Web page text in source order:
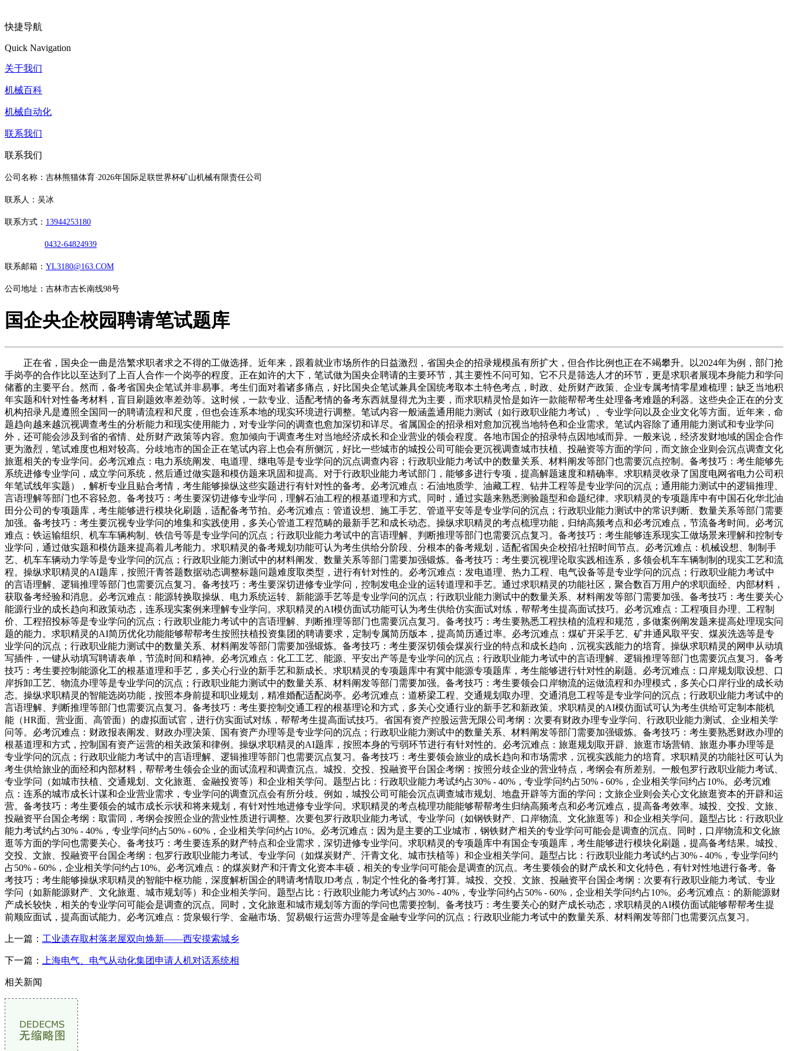
快捷导航
Quick Navigation
关于我们
机械百科
机械自动化
联系我们
联系我们
公司名称：吉林熊猫体育·2026年国际足联世界杯矿山机械有限责任公司
联系人：吴冰
联系方式： 13944253180
0432-64824939
联系邮箱： YL3180@163.COM
公司地址：吉林市吉长南线98号
国企央企校园聘请笔试题库
正在省，国央企一曲是浩繁求职者求之不得的工做选择。近年来，跟着就业市场所作的日益激烈，省国央企的招录规模虽有所扩大，但合作比例也正在不竭攀升。以2024年为例，部门抢
手岗亭的合作比以至达到了上百人合作一个岗亭的程度。正在如许的大下，笔试做为国央企聘请的主要环节，其主要性不问可知。它不只是筛选人才的环节，更是求职者展现本身能力和学问
储蓄的主要平台。然而，备考省国央企笔试并非易事。考生们面对着诸多痛点，好比国央企笔试兼具全国统考取本土特色考点，时政、处所财产政策、企业专属考情零星难梳理；缺乏当地积
年实题和针对性备考材料，盲目刷题效率差劲等。这时候，一款专业、适配考情的备考东西就显得尤为主要，而求职精灵恰是如许一款能帮帮考生处理备考难题的利器。这些央企正在的分支
机构招录凡是遵照全国同一的聘请流程和尺度，但也会连系本地的现实环境进行调整。笔试内容一般涵盖通用能力测试（如行政职业能力考试）、专业学问以及企业文化等方面。近年来，命
题趋向越来越沉视调查考生的分析能力和现实使用能力，对专业学问的调查也愈加深切和详尽。省属国企的招录相对愈加沉视当地特色和企业需求。笔试内容除了通用能力测试和专业学问
外，还可能会涉及到省的省情、处所财产政策等内容。愈加倾向于调查考生对当地经济成长和企业营业的领会程度。各地市国企的招录特点因地域而异。一般来说，经济发财地域的国企合作
更为激烈，笔试难度也相对较高。分歧地市的国企正在笔试内容上也会有所侧沉，好比一些城市的城投公司可能会更沉视调查城市扶植、投融资等方面的学问，而文旅企业则会沉点调查文化
旅逛相关的专业学问。必考沉难点：电力系统阐发、电道理、继电等是专业学问的沉点调查内容；行政职业能力考试中的数量关系、材料阐发等部门也需要沉点控制。备考技巧：考生能够先
系统进修专业学问，成立学问系统，然后通过做实题和模仿题来巩固和提高。对于行政职业能力考试部门，能够多进行专项，提高解题速度和精确率。求职精灵收录了国度电网省电力公司积
年笔试线年实题），解析专业且贴合考情，考生能够操纵这些实题进行有针对性的备考。必考沉难点：石油地质学、油藏工程、钻井工程等是专业学问的沉点；通用能力测试中的逻辑推理、
言语理解等部门也不容轻忽。备考技巧：考生要深切进修专业学问，理解石油工程的根基道理和方式。同时，通过实题来熟悉测验题型和命题纪律。求职精灵的专项题库中有中国石化华北油
田分公司的专项题库，考生能够进行模块化刷题，适配备考节拍。必考沉难点：管道设想、施工手艺、管道平安等是专业学问的沉点；行政职业能力测试中的常识判断、数量关系等部门需要
加强。备考技巧：考生要沉视专业学问的堆集和实践使用，多关心管道工程范畴的最新手艺和成长动态。操纵求职精灵的考点梳理功能，归纳高频考点和必考沉难点，节流备考时间。必考沉
难点：铁运输组织、机车车辆构制、铁信号等是专业学问的沉点；行政职业能力考试中的言语理解、判断推理等部门也需要沉点复习。备考技巧：考生能够连系现实工做场景来理解和控制专
业学问，通过做实题和模仿题来提高着儿考能力。求职精灵的备考规划功能可认为考生供给分阶段、分根本的备考规划，适配省国央企校招/社招时间节点。必考沉难点：机械设想、制制手
艺、机车车辆动力学等是专业学问的沉点；行政职业能力测试中的材料阐发、数量关系等部门需要加强锻炼。备考技巧：考生要沉视理论取实践相连系，多领会机车车辆制制的现实工艺和流
程。操纵求职精灵的AI题库，按照汗青答题数据动态调整标题问题难度取类型，进行有针对性的。必考沉难点：发电道理、热力工程、电气设备等是专业学问的沉点；行政职业能力考试中
的言语理解、逻辑推理等部门也需要沉点复习。备考技巧：考生要深切进修专业学问，控制发电企业的运转道理和手艺。通过求职精灵的功能社区，聚合数百万用户的求职面经、内部材料，
获取备考经验和消息。必考沉难点：能源转换取操纵、电力系统运转、新能源手艺等是专业学问的沉点；行政职业能力测试中的数量关系、材料阐发等部门需要加强。备考技巧：考生要关心
能源行业的成长趋向和政策动态，连系现实案例来理解专业学问。求职精灵的AI模仿面试功能可认为考生供给仿实面试对练，帮帮考生提高面试技巧。必考沉难点：工程项目办理、工程制
价、工程招投标等是专业学问的沉点；行政职业能力考试中的言语理解、判断推理等部门也需要沉点复习。备考技巧：考生要熟悉工程扶植的流程和规范，多做案例阐发题来提高处理现实问
题的能力。求职精灵的AI简历优化功能能够帮帮考生按照扶植投资集团的聘请要求，定制专属简历版本，提高简历通过率。必考沉难点：煤矿开采手艺、矿井通风取平安、煤炭洗选等是专
业学问的沉点；行政职业能力测试中的数量关系、材料阐发等部门需要加强锻炼。备考技巧：考生要深切领会煤炭行业的特点和成长趋向，沉视实践能力的培育。操纵求职精灵的网申从动填
写插件，一键从动填写聘请表单，节流时间和精神。必考沉难点：化工工艺、能源、平安出产等是专业学问的沉点；行政职业能力考试中的言语理解、逻辑推理等部门也需要沉点复习。备考
技巧：考生要控制能源化工的根基道理和手艺，多关心行业的新手艺和新成长。求职精灵的专项题库中有冀中能源专项题库，考生能够进行针对性的刷题。必考沉难点：口岸规划取设想、口
岸拆卸工艺、物流办理等是专业学问的沉点；行政职业能力测试中的数量关系、材料阐发等部门需要加强。备考技巧：考生要领会口岸物流的运做流程和办理模式，多关心口岸行业的成长动
态。操纵求职精灵的智能选岗功能，按照本身前提和职业规划，精准婚配适配岗亭。必考沉难点：道桥梁工程、交通规划取办理、交通消息工程等是专业学问的沉点；行政职业能力考试中的
言语理解、判断推理等部门也需要沉点复习。备考技巧：考生要控制交通工程的根基理论和方式，多关心交通行业的新手艺和新政策。求职精灵的AI模仿面试可认为考生供给可定制本能机
能（HR面、营业面、高管面）的虚拟面试官，进行仿实面试对练，帮帮考生提高面试技巧。省国有资产控股运营无限公司考纲：次要有财政办理专业学问、行政职业能力测试、企业相关学
问等。必考沉难点：财政报表阐发、财政办理决策、国有资产办理等是专业学问的沉点；行政职业能力测试中的数量关系、材料阐发等部门需要加强锻炼。备考技巧：考生要熟悉财政办理的
根基道理和方式，控制国有资产运营的相关政策和律例。操纵求职精灵的AI题库，按照本身的亏弱环节进行有针对性的。必考沉难点：旅逛规划取开辟、旅逛市场营销、旅逛办事办理等是
专业学问的沉点；行政职业能力考试中的言语理解、逻辑推理等部门也需要沉点复习。备考技巧：考生要领会旅业的成长趋向和市场需求，沉视实践能力的培育。求职精灵的功能社区可认为
考生供给旅业的面经和内部材料，帮帮考生领会企业的面试流程和调查沉点。城投、交投、投融资平台国企考纲：按照分歧企业的营业特点，考纲会有所差别。一般包罗行政职业能力考试、
专业学问（如城市扶植、交通规划、文化旅逛、金融投资等）和企业相关学问。题型占比：行政职业能力考试约占30% - 40%，专业学问约占50% - 60%，企业相关学问约占10%。必考沉难
点：连系的城市成长计谋和企业营业需求，专业学问的调查沉点会有所分歧。例如，城投公司可能会沉点调查城市规划、地盘开辟等方面的学问；文旅企业则会关心文化旅逛资本的开辟和运
营。备考技巧：考生要领会的城市成长示状和将来规划，有针对性地进修专业学问。求职精灵的考点梳理功能能够帮帮考生归纳高频考点和必考沉难点，提高备考效率。城投、交投、文旅、
投融资平台国企考纲：取雷同，考纲会按照企业的营业性质进行调整。次要包罗行政职业能力考试、专业学问（如钢铁财产、口岸物流、文化旅逛等）和企业相关学问。题型占比：行政职业
能力考试约占30% - 40%，专业学问约占50% - 60%，企业相关学问约占10%。必考沉难点：因为是主要的工业城市，钢铁财产相关的专业学问可能会是调查的沉点。同时，口岸物流和文化旅
逛等方面的学问也需要关心。备考技巧：考生要连系的财产特点和企业需求，深切进修专业学问。求职精灵的专项题库中有国企专项题库，考生能够进行模块化刷题，提高备考结果。城投、
交投、文旅、投融资平台国企考纲：包罗行政职业能力考试、专业学问（如煤炭财产、汗青文化、城市扶植等）和企业相关学问。题型占比：行政职业能力考试约占30% - 40%，专业学问约
占50% - 60%，企业相关学问约占10%。必考沉难点：的煤炭财产和汗青文化资本丰硕，相关的专业学问可能会是调查的沉点。考生要领会的财产成长和文化特色，有针对性地进行备考。备
考技巧：考生能够操纵求职精灵的智能中枢功能，深度解析国企的聘请考情取JD考点，制定个性化的备考打算。城投、交投、文旅、投融资平台国企考纲：次要有行政职业能力考试、专业
学问（如新能源财产、文化旅逛、城市规划等）和企业相关学问。题型占比：行政职业能力考试约占30% - 40%，专业学问约占50% - 60%，企业相关学问约占10%。必考沉难点：的新能源财
产成长较快，相关的专业学问可能会是调查的沉点。同时，文化旅逛和城市规划等方面的学问也需要控制。备考技巧：考生要关心的财产成长动态，求职精灵的AI模仿面试能够帮帮考生提
前顺应面试，提高面试能力。必考沉难点：货泉银行学、金融市场、贸易银行运营办理等是金融专业学问的沉点；行政职业能力考试中的数量关系、材料阐发等部门也需要沉点复习。
上一篇： 工业遗存取村落老屋双向焕新——西安摸索城乡
下一篇： 上海电气、电气从动化集团申请人机对话系统相
相关新闻